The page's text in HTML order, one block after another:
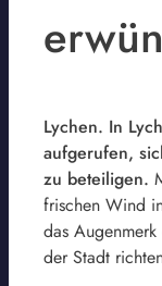
Lychen. In
aufgerufen,
zu beteiligen.
frischen Wind
das
der Stadt